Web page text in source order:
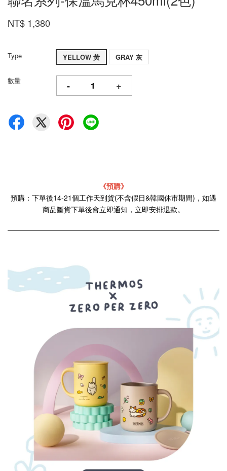
NT$ 1,380
Type YELLOW 黃 GRAY 灰
數量 - +
《預購》
預購：下單後14-21個工作天到貨(不含假日&韓國休市期間)，如遇
商品斷貨下單後會立即通知，立即安排退款。